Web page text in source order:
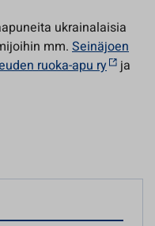
ukrainalaisia
mm. Seinäjoen
ruoka-apu ry
ja